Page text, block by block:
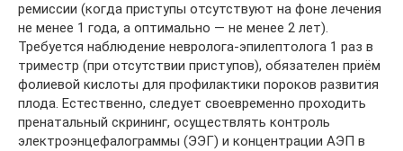
ремиссии (когда приступы отсутствуют на фоне лечения
не менее 1 года, а оптимально — не менее 2 лет).
Требуется наблюдение невролога-эпилептолога 1 раз в
триместр (при отсутствии приступов), обязателен приём
фолиевой кислоты для профилактики пороков развития
плода. Естественно, следует своевременно проходить
пренатальный скрининг, осуществлять контроль
электроэнцефалограммы (ЭЭГ) и концентрации АЭП в